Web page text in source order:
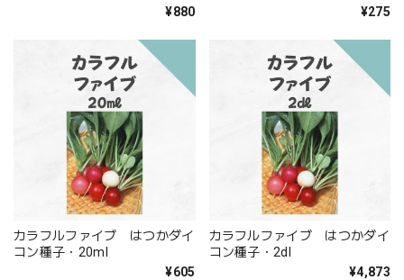
¥880
¥275
カラフルファイブ はつかダイ
コン種子・20ml
¥605
カラフルファイブ はつかダイ
コン種子・2dl
¥4,873